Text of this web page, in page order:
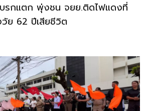
รกแตก พุ่งชน จยย.ติดไฟแดงที่
ย 62 ปีเสียชีวิต